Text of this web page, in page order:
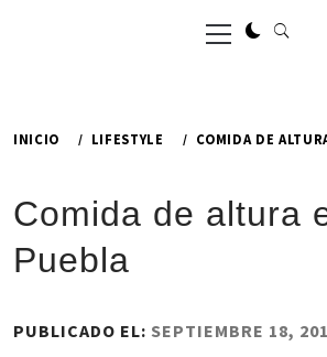
Menú
principal
INICIO LIFESTYLE COMIDA DE
Comida de altura
Puebla
PUBLICADO EL: SEPTIEMBRE 18,